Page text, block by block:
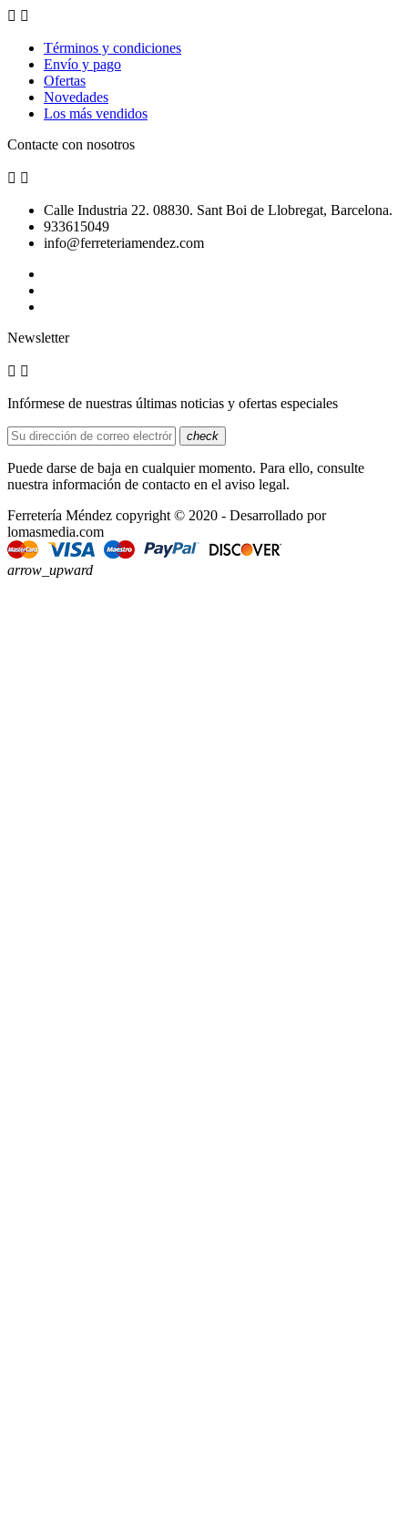
 
Términos y condiciones
Envío y pago
Ofertas
Novedades
Los más vendidos
Contacte con nosotros
 
Calle Industria 22. 08830. Sant Boi de Llobregat, Barcelona.
933615049
info@ferreteriamendez.com
Newsletter
 
Infórmese de nuestras últimas noticias y ofertas especiales
check
Puede darse de baja en cualquier momento. Para ello, consulte
nuestra información de contacto en el aviso legal.
Ferretería Méndez copyright © 2020 - Desarrollado por
lomasmedia.com
arrow_upward